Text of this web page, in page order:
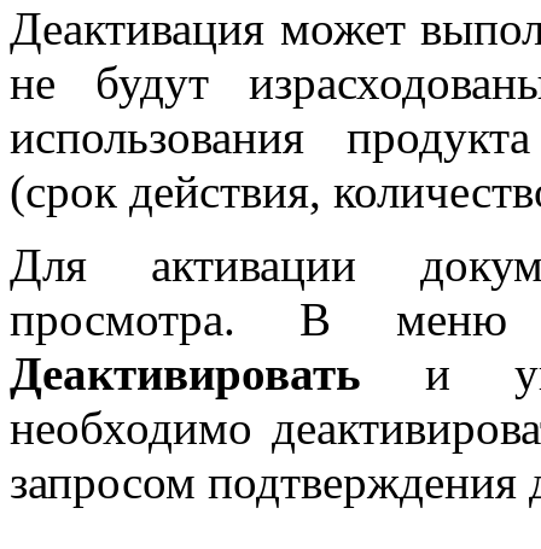
Деактивация может
не будут
использования
(срок действия,
Для активации
просмотра. В
Деактивировать и
необходимо
запросом подтверждения